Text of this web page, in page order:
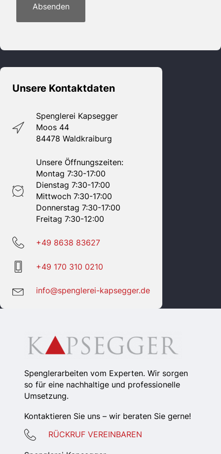
Unsere Kontaktdaten
Spenglerei Kapsegger
Moos 44
84478 Waldkraiburg
Unsere Öffnungszeiten:
Montag 7:30-17:00
Dienstag 7:30-17:00
Mittwoch 7:30-17:00
Donnerstag 7:30-17:00
Freitag 7:30-12:00
+49 8638 83627
+49 170 310 0210
info@spenglerei-kapsegger.de
Spenglerarbeiten vom Experten. Wir sorgen
so für eine nachhaltige und professionelle
Umsetzung.
Kontaktieren Sie uns – wir beraten Sie gerne!
RÜCKRUF VEREINBAREN